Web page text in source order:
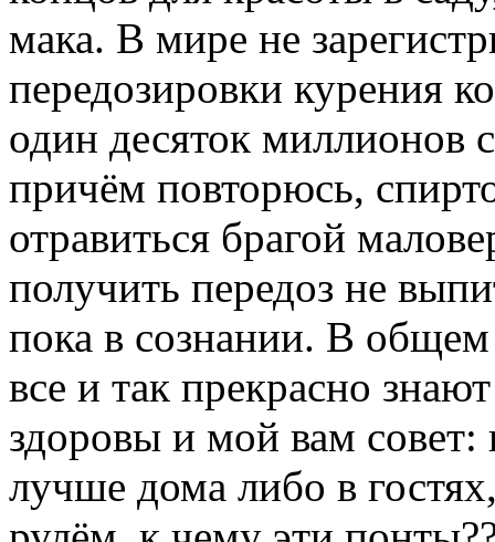
мака. В мире не
передозировки курения
один десяток миллионов
причём повторюсь,
отравиться брагой
получить передоз не
пока в сознании. В
все и так прекрасно
здоровы и мой вам совет:
лучше дома либо в